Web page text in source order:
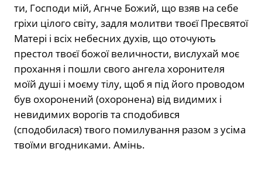
ти, Господи мій, Агнче Божий, що взяв на себе
гріхи цілого світу, задля молитви твоєї Пресвятої
Матері і всіх небесних духів, що оточують
престол твоєї божої величности, вислухай моє
прохання і пошли свого ангела хоронителя
моїй душі і моєму тілу, щоб я під його проводом
був охоронений (охоронена) від видимих і
невидимих ворогів та сподобився
(сподобилася) твого помилування разом з усіма
твоїми вгодниками. Амінь.